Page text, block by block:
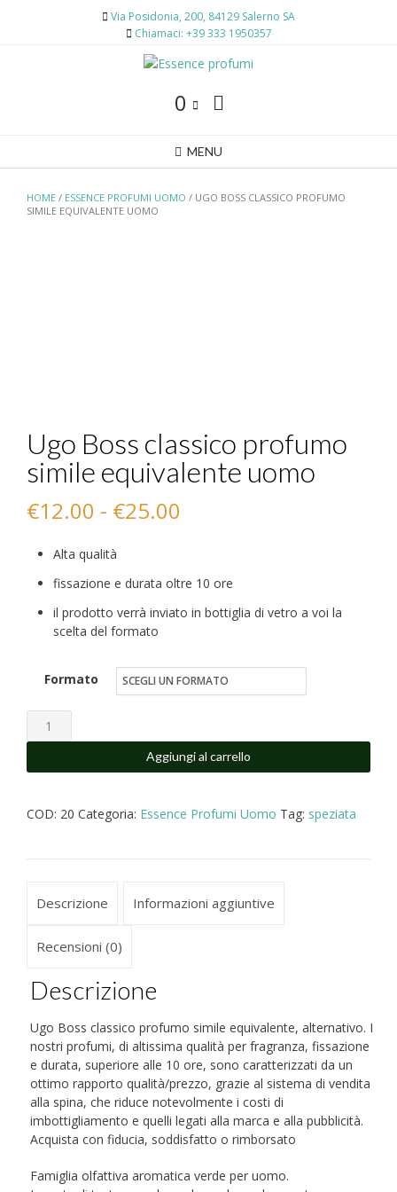
Via Posidonia, 200, 84129 Salerno SA
Chiamaci: +39 333 1950357
0
MENU
HOME / ESSENCE PROFUMI UOMO / UGO BOSS CLASSICO PROFUMO
SIMILE EQUIVALENTE UOMO
Ugo Boss classico profumo
simile equivalente uomo
€12.00 - €25.00
prezzo:
da
a
€25.00
Alta qualità
fissazione e durata oltre 10 ore
il prodotto verrà inviato in bottiglia di vetro a voi la
scelta del formato
Formato
Ugo
Boss
classico
simile
Aggiungi al carrello
COD: 20 Categoria: Essence Profumi Uomo Tag: speziata
Descrizione Informazioni aggiuntive
Recensioni (0)
Descrizione
Ugo Boss classico profumo simile equivalente, alternativo. I
nostri profumi, di altissima qualità per fragranza, fissazione
e durata, superiore alle 10 ore, sono caratterizzati da un
ottimo rapporto qualità/prezzo, grazie al sistema di vendita
alla spina, che riduce notevolmente i costi di
imbottigliamento e quelli legati alla marca e alla pubblicità.
Acquista con fiducia, soddisfatto o rimborsato
Famiglia olfattiva aromatica verde per uomo.